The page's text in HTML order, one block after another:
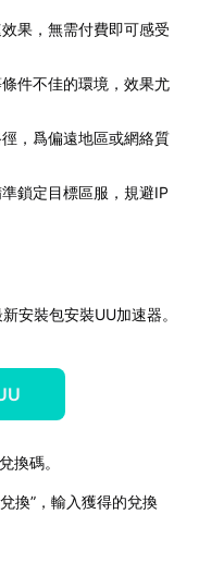
果，無需付費即可感受
件不佳的環境，效果尤
，爲偏遠地區或網絡質
鎖定目標區服，規避IP
安裝包安裝UU加速器。
換碼。
換”，輸入獲得的兌換